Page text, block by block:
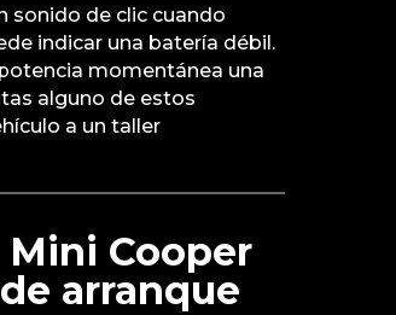
sonido de clic cuando
indicar una batería débil.
momentánea una
alguno de estos
a un taller
Cooper
arranque